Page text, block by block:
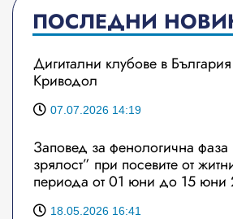
ПОСЛЕДНИ
Дигитални клубове в
Криводол
07.07.2026 14:19
Заповед за фенологична
зрялост” при посевите от
периода от 01 юни до 15 юни
18.05.2026 16:41